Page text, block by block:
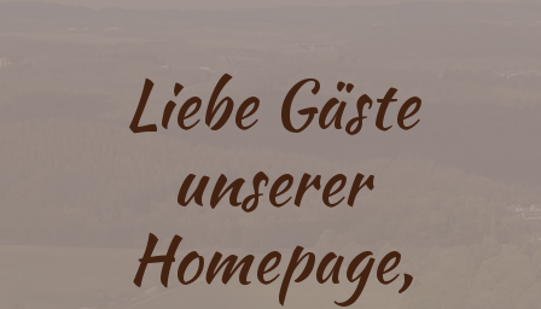
Liebe Gäste
unserer
Homepage,